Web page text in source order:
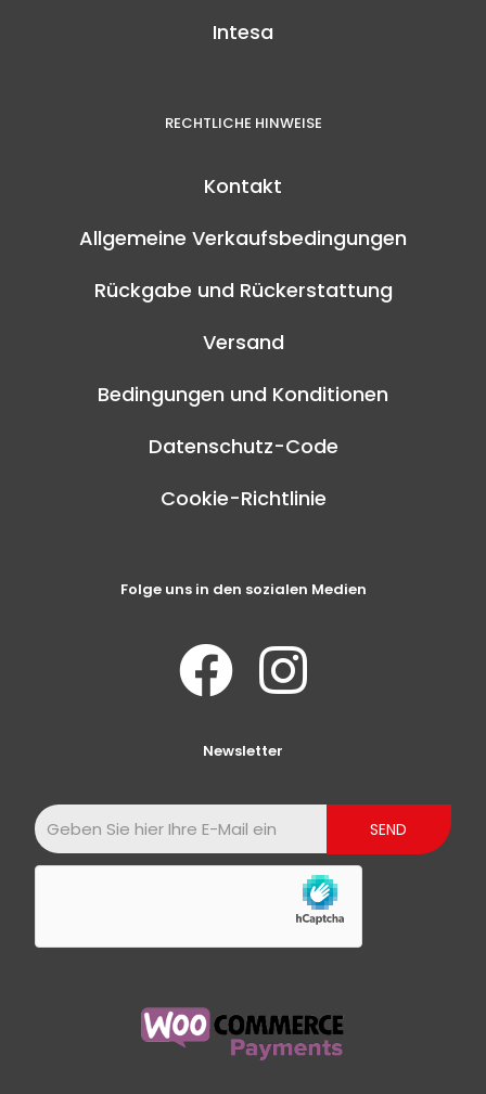
Intesa
RECHTLICHE HINWEISE
Kontakt
Allgemeine Verkaufsbedingungen
Rückgabe und Rückerstattung
Versand
Bedingungen und Konditionen
Datenschutz-Code
Cookie-Richtlinie
Folge uns in den sozialen Medien
Newsletter